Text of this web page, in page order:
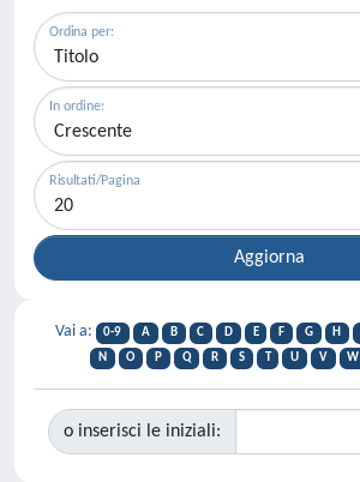
Ordina per:
In ordine:
Risultati/Pagina
Vai a: 0-9 A B C D E F G H
N
O P Q R S T U V W
o inserisci le iniziali: